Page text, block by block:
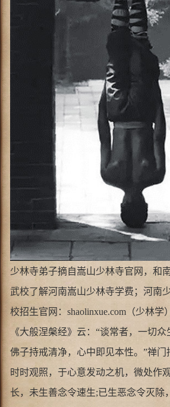
少林寺弟子摘自嵩山少林寺官网，和
武校了解河南嵩山少林寺学费；河南
校招生官网：shaolinxue.com（少林学）
《大般涅槃经》云：“谈常者，一切众
佛子持戒清净，心中即见本性。”禅门
时时观照，于心意发动之机，微处作
长，未生善念令速生;已生恶念令灭除